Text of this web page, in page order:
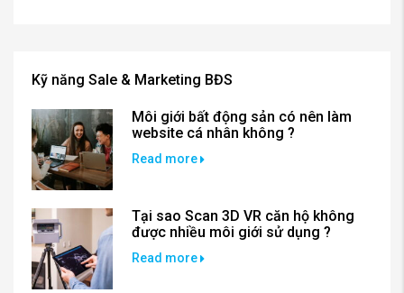
Kỹ năng Sale & Marketing BĐS
Môi giới bất động sản có nên làm
website cá nhân không ?
Read more
Tại sao Scan 3D VR căn hộ không
được nhiều môi giới sử dụng ?
Read more